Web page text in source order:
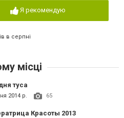
Я рекомендую
в серпні
місці
туса
2014 р. 65
Красоты 2013